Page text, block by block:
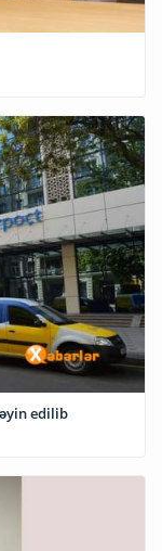
edilib